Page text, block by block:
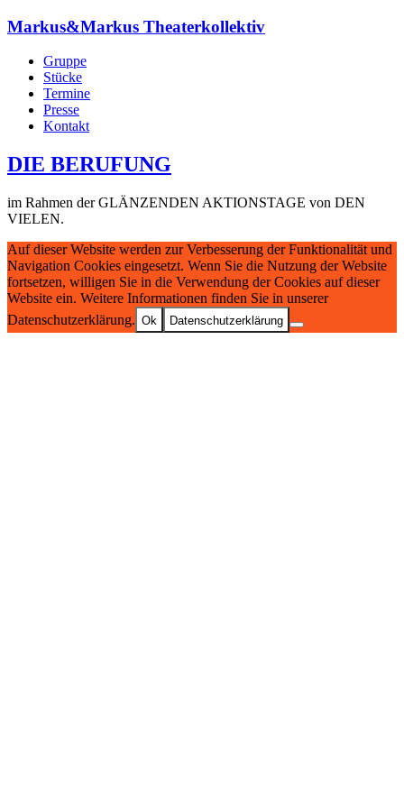
Markus&Markus Theaterkollektiv
Gruppe
Stücke
Termine
Presse
Kontakt
DIE BERUFUNG
im Rahmen der GLÄNZENDEN AKTIONSTAGE von DEN
VIELEN.
Auf dieser Website werden zur Verbesserung der Funktionalität und
Navigation Cookies eingesetzt. Wenn Sie die Nutzung der Website
fortsetzen, willigen Sie in die Verwendung der Cookies auf dieser
Website ein. Weitere Informationen finden Sie in unserer
Datenschutzerklärung. Ok Datenschutzerklärung